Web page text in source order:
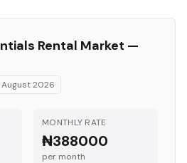
Rental Market —
August 2026
MONTHLY RATE
₦388000
per month